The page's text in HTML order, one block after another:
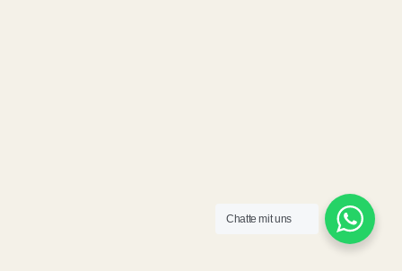
Chatte mit uns